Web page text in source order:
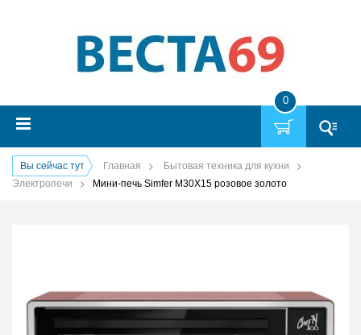
0
Вы сейчас тут Главная
Бытовая техника для кухни
Электропечи
Мини-печь Simfer M30X15 розовое золото